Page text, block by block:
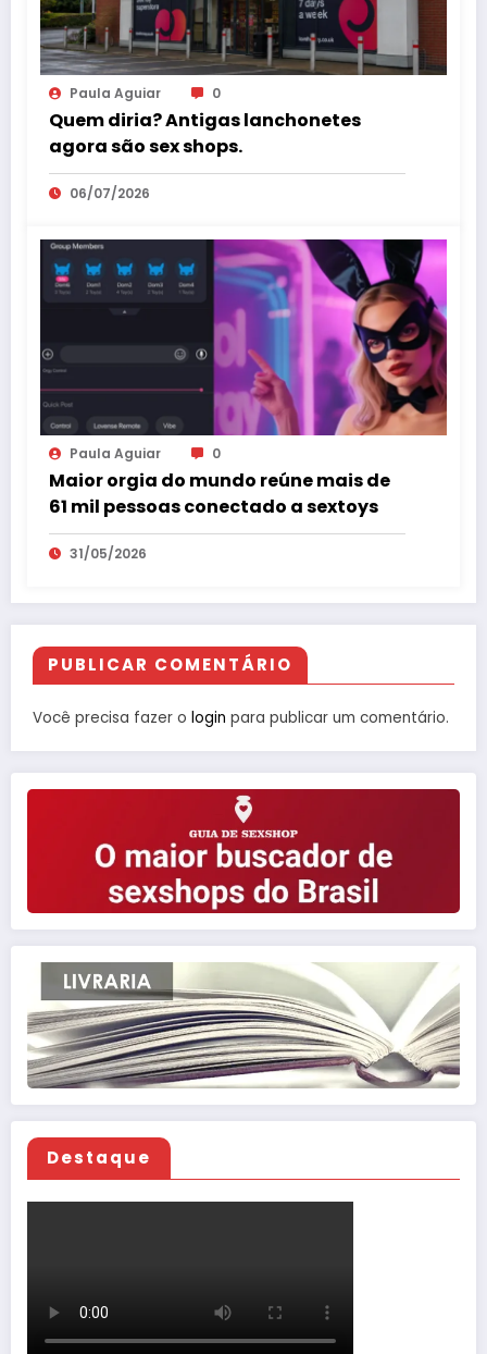
Paula Aguiar 0
Quem diria? Antigas lanchonetes
agora são sex shops.
06/07/2026
Paula Aguiar 0
Maior orgia do mundo reúne mais de
61 mil pessoas conectado a sextoys
31/05/2026
PUBLICAR COMENTÁRIO
Você precisa fazer o login para publicar um comentário.
Destaque